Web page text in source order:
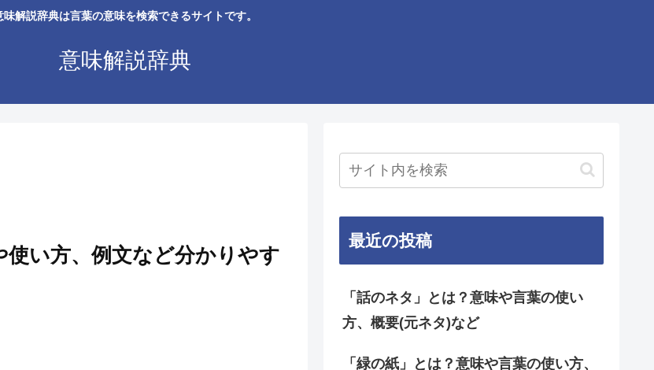
味解説辞典は言葉の意味を検索できるサイトです。
意味解説辞典
使い方、例文など分かりやす
最近の投稿
「話のネタ」とは？意味や言葉の使い
方、概要(元ネタ)など
「緑の紙」とは？意味や言葉の使い方、